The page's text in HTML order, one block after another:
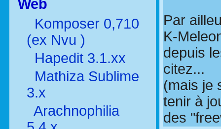
Web
Komposer 0,710
(ex Nvu )
Hapedit 3.1.xx
Mathiza Sublime
3.x
Arachnophilia
Par
K-
depuis
citez...
(mais je
tenir à
des